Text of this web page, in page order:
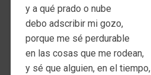
y a qué prado o nube
debo adscribir mi gozo,
porque me sé perdurable
en las cosas que me rodean,
y sé que alguien, en el tiempo,